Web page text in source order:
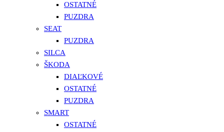
OSTATNÉ
PUZDRA
SEAT
PUZDRA
SILCA
ŠKODA
DIAĽKOVÉ
OSTATNÉ
PUZDRA
SMART
OSTATNÉ